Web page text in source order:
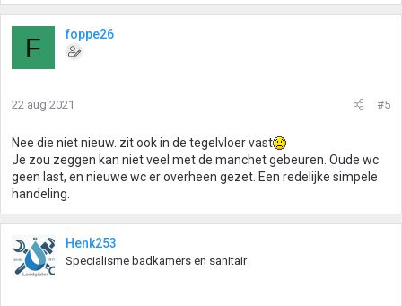
F foppe26
22 aug 2021 #5
Nee die niet nieuw. zit ook in de tegelvloer vast
Je zou zeggen kan niet veel met de manchet gebeuren. Oude wc
geen last, en nieuwe wc er overheen gezet. Een redelijke simpele
handeling.
Henk253
Specialisme badkamers en sanitair